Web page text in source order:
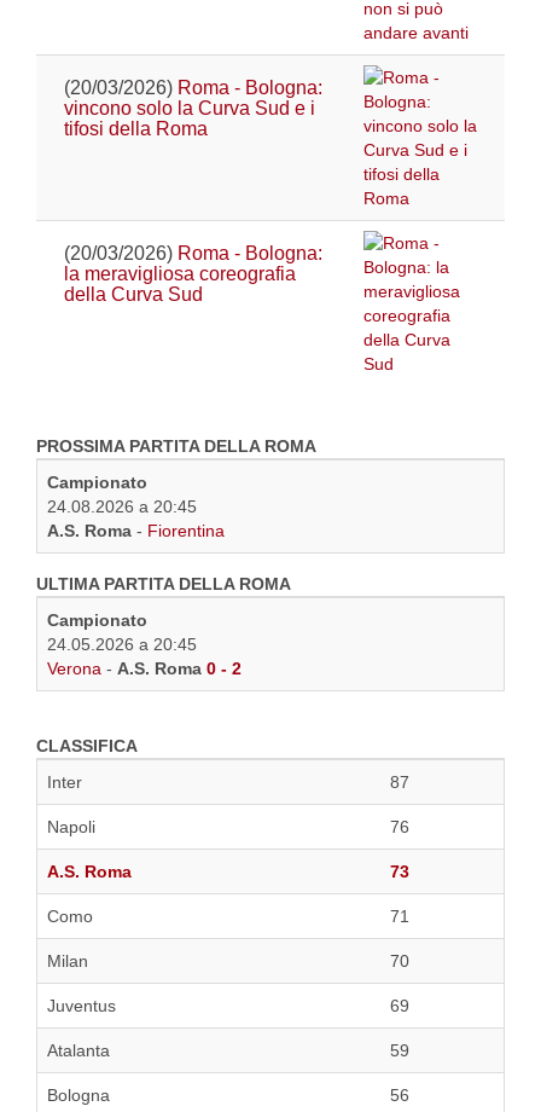
(20/03/2026) Roma - Bologna:
vincono solo la Curva Sud e i
tifosi della Roma
(20/03/2026) Roma - Bologna:
la meravigliosa coreografia
della Curva Sud
PROSSIMA PARTITA DELLA ROMA
Campionato
24.08.2026 a 20:45
A.S. Roma - Fiorentina
ULTIMA PARTITA DELLA ROMA
Campionato
24.05.2026 a 20:45
Verona - A.S. Roma 0 - 2
CLASSIFICA
Inter
87
Napoli 76
A.S. Roma 73
Como 71
Milan 70
Juventus 69
Atalanta 59
Bologna 56